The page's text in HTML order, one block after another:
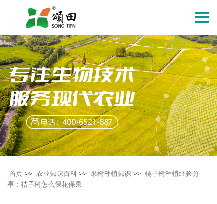
切
导
航
首页 >> 农业知识百科 >> 果树种植知识 >> 橘子树种植经验分
享：桔子树怎么保花保果